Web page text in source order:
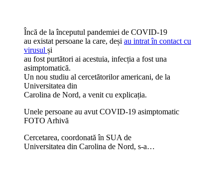
Încă de la începutul pandemiei de COVID-19
au existat persoane la care, deși au intrat în contact cu
virusul și
au fost purtători ai acestuia, infecția a fost una
asimptomatică.
Un nou studiu al cercetătorilor americani, de la
Universitatea din
Carolina de Nord, a venit cu explicația.
Unele persoane au avut COVID-19 asimptomatic
FOTO Arhivă
Cercetarea, coordonată în SUA de
Universitatea din Carolina de Nord, s-a…